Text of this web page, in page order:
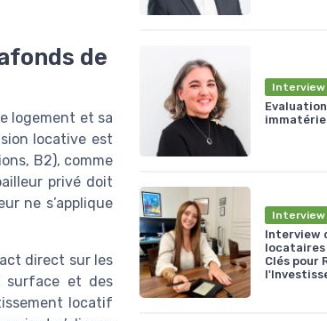
de
logement et sa
locative est
B2), comme
privé doit
ne s’applique
direct sur les
surface et des
locatif
Interview
Interview
Interview
locataires
Clés pour